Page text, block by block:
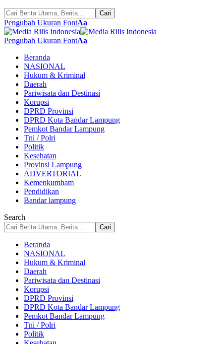
Pengubah Ukuran FontAa
Pengubah Ukuran FontAa
Beranda
NASIONAL
Hukum & Kriminal
Daerah
Pariwisata dan Destinasi
Korupsi
DPRD Provinsi
DPRD Kota Bandar Lampung
Pemkot Bandar Lampung
Tni / Polri
Politik
Kesehatan
Provinsi Lampung
ADVERTORIAL
Kemenkumham
Pendidikan
Bandar lampung
Search
Beranda
NASIONAL
Hukum & Kriminal
Daerah
Pariwisata dan Destinasi
Korupsi
DPRD Provinsi
DPRD Kota Bandar Lampung
Pemkot Bandar Lampung
Tni / Polri
Politik